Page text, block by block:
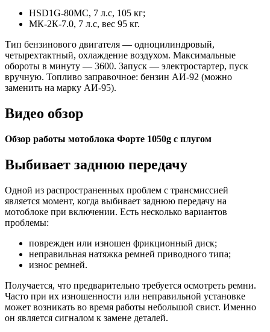
HSD1G-80МС, 7 л.с, 105 кг;
МК-2К-7.0, 7 л.с, вес 95 кг.
Тип бензинового двигателя — одноцилиндровый,
четырехтактный, охлаждение воздухом. Максимальные
обороты в минуту — 3600. Запуск — электростартер, пуск
вручную. Топливо заправочное: бензин АИ-92 (можно
заменить на марку АИ-95).
Видео обзор
Обзор работы мотоблока Форте 1050g с плугом
Выбивает заднюю передачу
Одной из распространенных проблем с трансмиссией
является момент, когда выбивает заднюю передачу на
мотоблоке при включении. Есть несколько вариантов
проблемы:
поврежден или изношен фрикционный диск;
неправильная натяжка ремней приводного типа;
износ ремней.
Получается, что предварительно требуется осмотреть ремни.
Часто при их изношенности или неправильной установке
может возникать во время работы небольшой свист. Именно
он является сигналом к замене деталей.